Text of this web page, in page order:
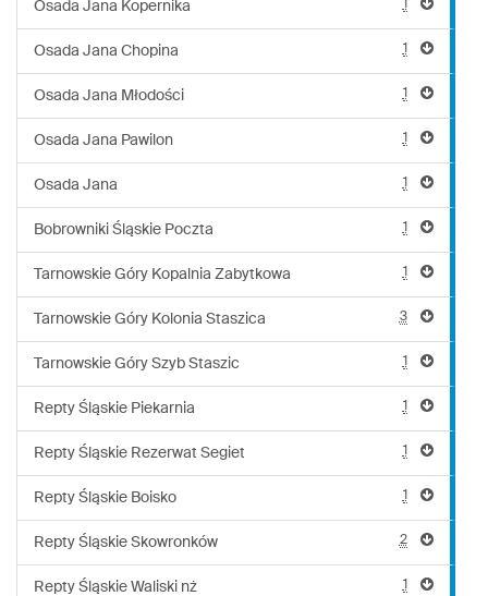
Osada Jana Kopernika 1
Osada Jana Chopina 1
Osada Jana Młodości 1
Osada Jana Pawilon 1
Osada Jana 1
Bobrowniki Śląskie Poczta 1
Tarnowskie Góry Kopalnia Zabytkowa 1
Tarnowskie Góry Kolonia Staszica 3
Tarnowskie Góry Szyb Staszic 1
Repty Śląskie Piekarnia 1
Repty Śląskie Rezerwat Segiet 1
Repty Śląskie Boisko 1
Repty Śląskie Skowronków 2
Repty Śląskie Waliski nż 1